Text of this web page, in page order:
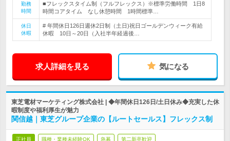
勤務
時間
■フレックスタイム制（フルフレックス）※標準労働時間 1日8
時間コアタイム なし休憩時間 1時間標準…
休日
休暇
# 年間休日126日週休2日制（土日)祝日ゴールデンウィーク有給
休暇 10日～20日（入社半年経過後…
求人詳細を見る 気になる
東芝電材マーケティング株式会社 | ◆年間休日126日/土日休み◆充実した休
暇制度や福利厚生が魅力
関信越｜東芝グループ企業の【ルートセールス】フレックス制
正社員 職種・業種未経験OK 急募 第二新卒歓迎